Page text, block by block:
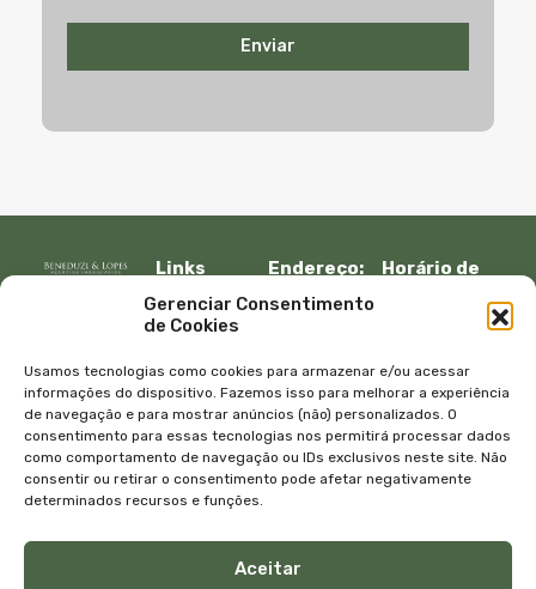
Gerenciar Consentimento
de Cookies
Usamos tecnologias como cookies para armazenar e/ou acessar
informações do dispositivo. Fazemos isso para melhorar a experiência
de navegação e para mostrar anúncios (não) personalizados. O
consentimento para essas tecnologias nos permitirá processar dados
como comportamento de navegação ou IDs exclusivos neste site. Não
consentir ou retirar o consentimento pode afetar negativamente
determinados recursos e funções.
Aceitar
Enviar
Links
Início
Imóveis
Empresa
Equipe
Blog
Contato
Política de
privacidade
Endereço:
Muller, 917 –
CEP 88301-
401
Telefone:
+55 47
3045-4070
+55 47
99615-9333
Horário de
13:30 – 18:00
Sábado e
domingo
com
agendamento